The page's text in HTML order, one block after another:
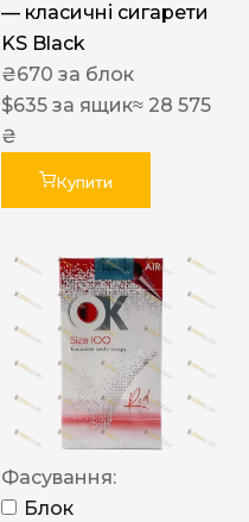
— класичні сигарети
KS Black
₴670 за блок
$635 за ящик≈ 28 575
₴
Купити
Фасування:
Блок